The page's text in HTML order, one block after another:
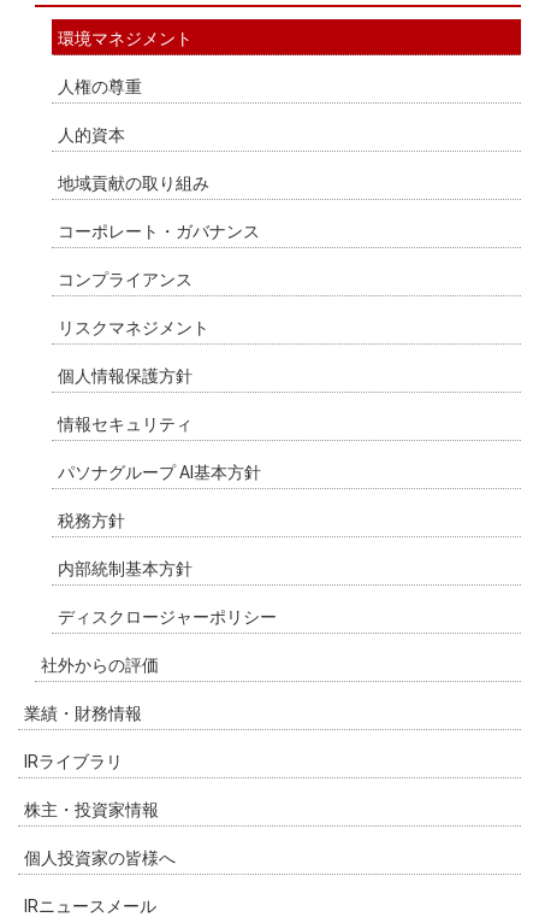
環境マネジメント
人権の尊重
人的資本
地域貢献の取り組み
コーポレート・ガバナンス
コンプライアンス
リスクマネジメント
個人情報保護方針
情報セキュリティ
パソナグループ AI基本方針
税務方針
内部統制基本方針
ディスクロージャーポリシー
社外からの評価
業績・財務情報
IRライブラリ
株主・投資家情報
個人投資家の皆様へ
IRニュースメール